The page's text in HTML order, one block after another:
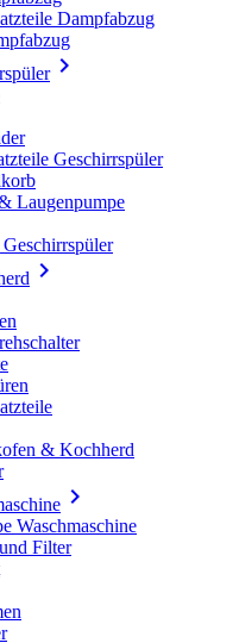
Dampfabzug

Geschirrspüler
Laugenpumpe

& Kochherd

Waschmaschine
Filter